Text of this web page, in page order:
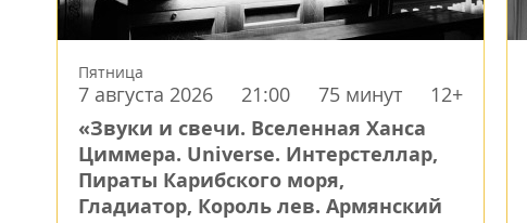
Пятница
7 августа 2026 21:00 75 минут 12+
«Звуки и свечи. Вселенная Ханса
Циммера. Universe. Интерстеллар,
Пираты Карибского моря,
Гладиатор, Король лев. Армянский